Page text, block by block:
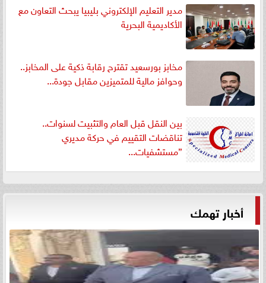
مدير التعليم الإلكتروني بليبيا يبحث التعاون مع
الأكاديمية البحرية
مخابز بورسعيد تقترح رقابة ذكية على المخابز..
وحوافز مالية للمتميزين مقابل جودة...
بين النقل قبل العام والتثبيت لسنوات..
تناقضات التقييم في حركة مديري
”مستشفيات...
أخبار تهمك